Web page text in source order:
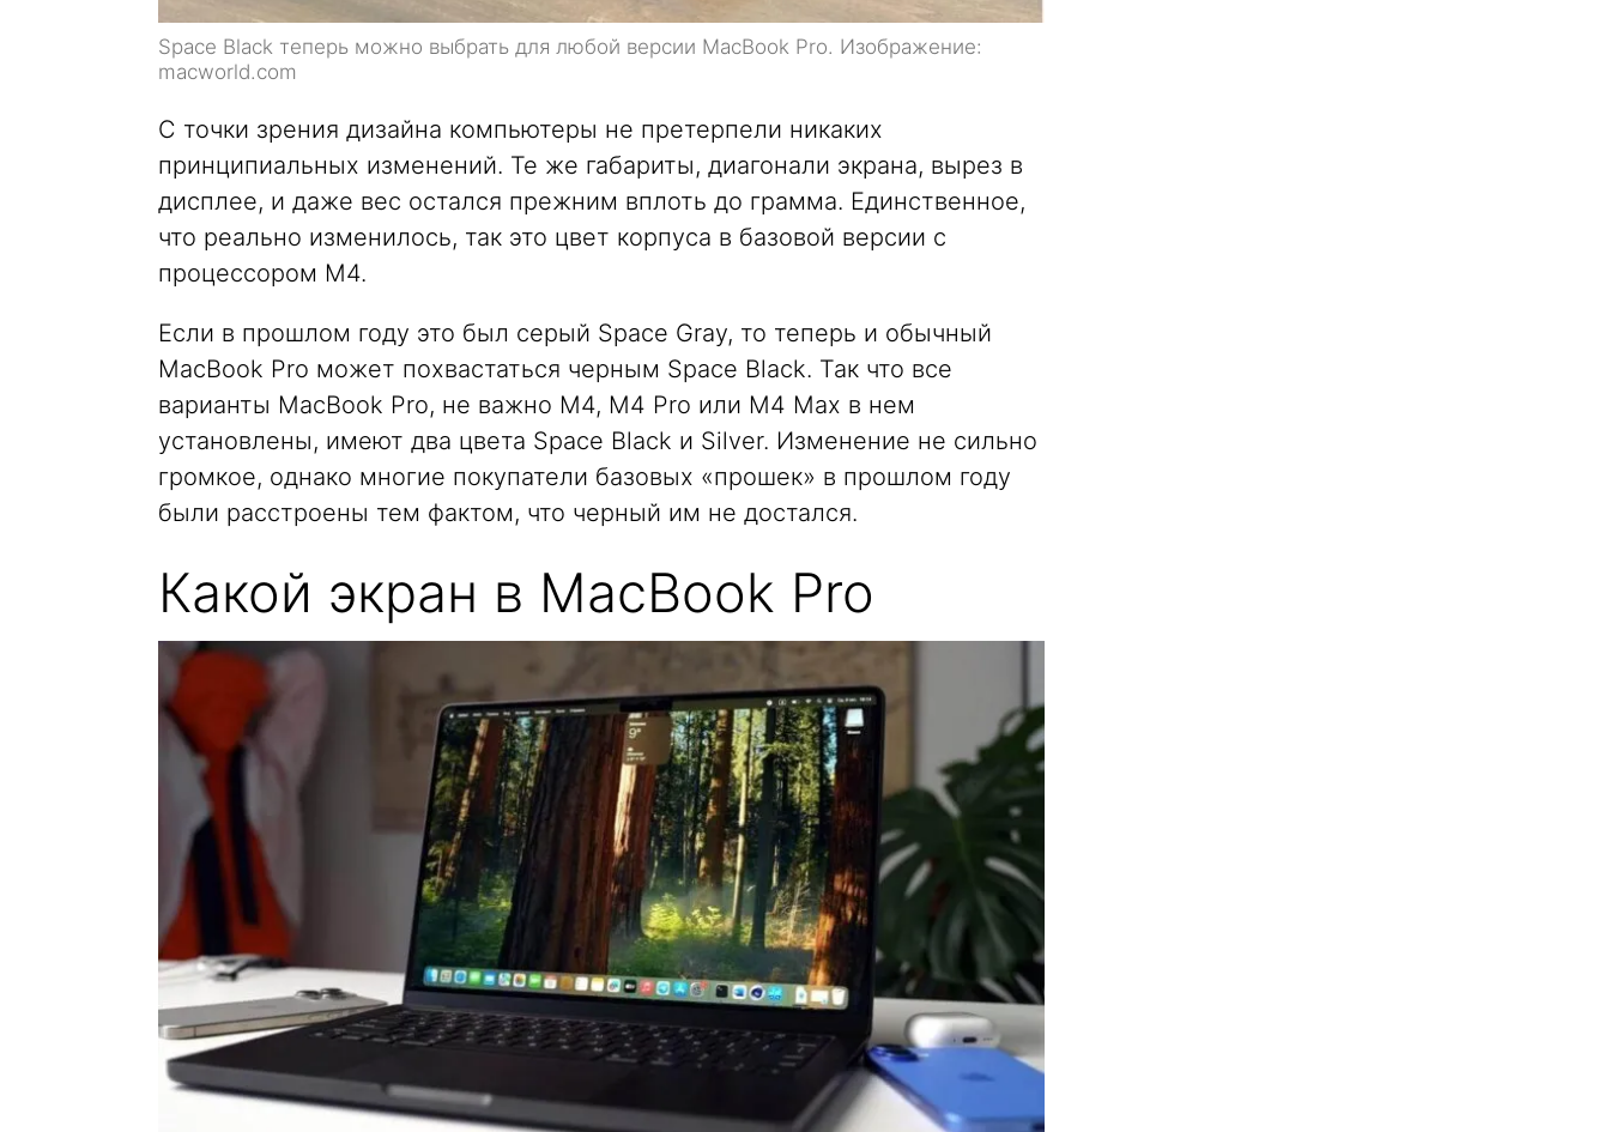
Space Black теперь можно выбрать для любой версии MacBook Pro. Изображение:
macworld.com
С точки зрения дизайна компьютеры не претерпели никаких
принципиальных изменений. Те же габариты, диагонали экрана, вырез в
дисплее, и даже вес остался прежним вплоть до грамма. Единственное,
что реально изменилось, так это цвет корпуса в базовой версии с
процессором M4.
Если в прошлом году это был серый Space Gray, то теперь и обычный
MacBook Pro может похвастаться черным Space Black. Так что все
варианты MacBook Pro, не важно M4, M4 Pro или M4 Max в нем
установлены, имеют два цвета Space Black и Silver. Изменение не сильно
громкое, однако многие покупатели базовых «прошек» в прошлом году
были расстроены тем фактом, что черный им не достался.
Какой экран в MacBook Pro